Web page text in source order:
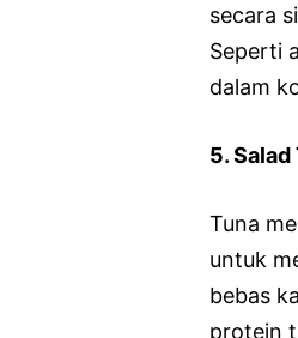
secara
Seperti
dalam
5. Salad
Tuna
untuk
bebas
protein